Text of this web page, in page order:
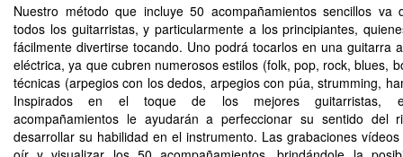
Nuestro método que incluye 50 acompañamientos sencillos va
todos los guitarristas, y particularmente a los principiantes,
fácilmente divertirse tocando. Uno podrá tocarlos en una guitarra
eléctrica, ya que cubren numerosos estilos (folk, pop, rock, blues,
técnicas (arpegios con los dedos, arpegios con púa, strumming,
Inspirados en el toque de los mejores guitarristas,
acompañamientos le ayudarán a perfeccionar su sentido del
desarrollar su habilidad en el instrumento. Las grabaciones